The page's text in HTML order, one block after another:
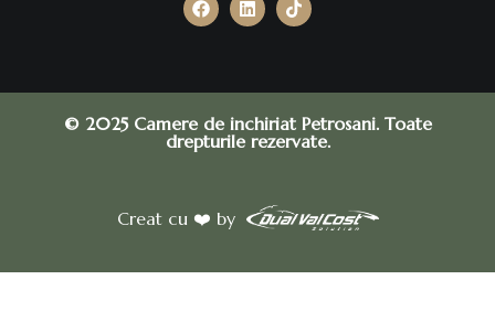
© 2025 Camere de inchiriat Petrosani. Toate
drepturile rezervate.
Creat cu ❤️ by